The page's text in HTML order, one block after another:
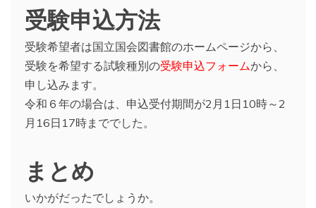
受験申込方法
受験希望者は国立国会図書館のホームページから、
受験を希望する試験種別の受験申込フォームから、
申し込みます。
令和６年の場合は、申込受付期間が2月1日10時～2
月16日17時まででした。
まとめ
いかがだったでしょうか。